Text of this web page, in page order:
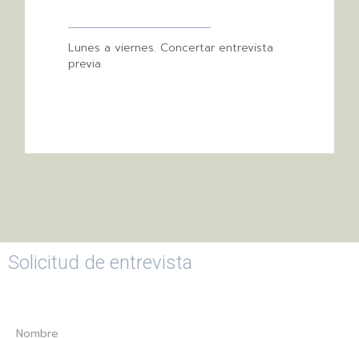
Lunes a viernes. Concertar entrevista
previa
Solicitud de entrevista